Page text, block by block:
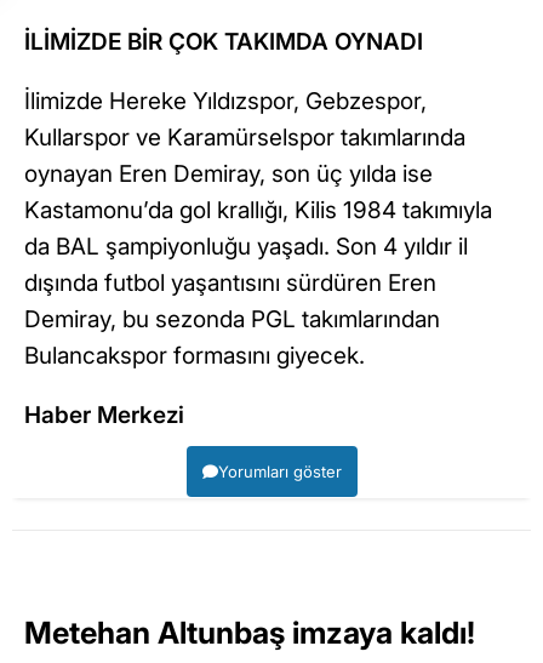
İLİMİZDE BİR ÇOK TAKIMDA OYNADI
İlimizde Hereke Yıldızspor, Gebzespor,
Kullarspor ve Karamürselspor takımlarında
oynayan Eren Demiray, son üç yılda ise
Kastamonu’da gol krallığı, Kilis 1984 takımıyla
da BAL şampiyonluğu yaşadı. Son 4 yıldır il
dışında futbol yaşantısını sürdüren Eren
Demiray, bu sezonda PGL takımlarından
Bulancakspor formasını giyecek.
Haber Merkezi
Yorumları göster
Metehan Altunbaş imzaya kaldı!